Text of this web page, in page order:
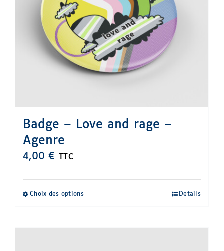
être
choisies
sur
la
page
produit
Badge – Love and rage –
Agenre
4,00€ TTC
Choix des optionsCe
a
Details